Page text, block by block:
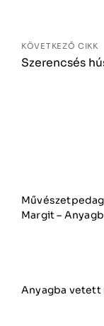
KÖVETKEZŐ CIKK
Szerencsés
Margit –
Anyagba vetett